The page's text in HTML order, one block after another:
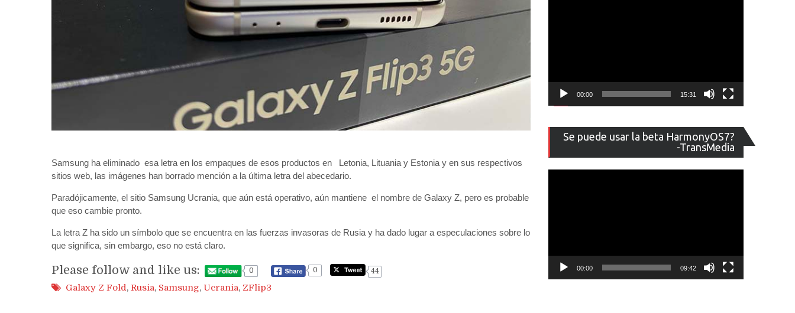
Samsung ha eliminado esa letra en los empaques de esos productos en Letonia, Lituania y Estonia y en sus respectivos
sitios web, las imágenes han borrado mención a la última letra del abecedario.
Paradójicamente, el sitio Samsung Ucrania, que aún está operativo, aún mantiene el nombre de Galaxy Z, pero es probable
que eso cambie pronto.
La letra Z ha sido un símbolo que se encuentra en las fuerzas invasoras de Rusia y ha dado lugar a especulaciones sobre lo
que significa, sin embargo, eso no está claro.
Please follow and like us: 0 0 44
Galaxy Z Fold, Rusia, Samsung, Ucrania, ZFlip3
00:00 15:31
Se puede usar la beta HarmonyOS7?
-TransMedia
de
vídeo
00:00 09:42